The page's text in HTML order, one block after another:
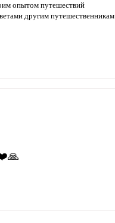
опытом путешествий
другим путешественникам